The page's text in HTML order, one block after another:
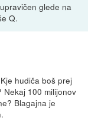
glede na
Q.
hudiča boš prej
Nekaj 100 milijonov
Blagajna je